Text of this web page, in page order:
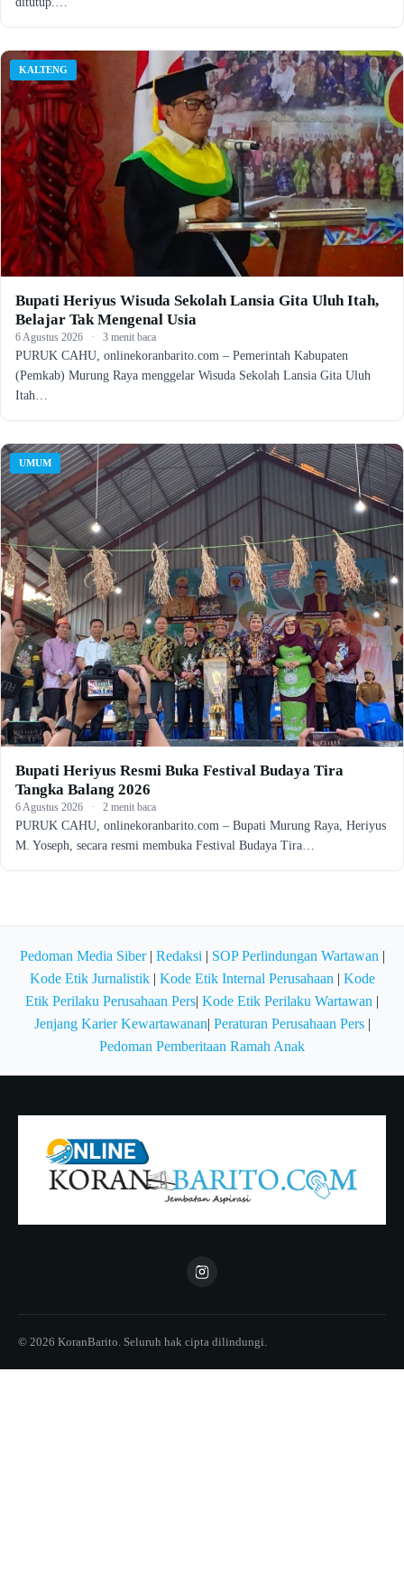
KALTENG
Bupati Heriyus Wisuda Sekolah Lansia Gita Uluh Itah,
Belajar Tak Mengenal Usia
6 Agustus 2026 · 3 menit baca
PURUK CAHU, onlinekoranbarito.com – Pemerintah Kabupaten
(Pemkab) Murung Raya menggelar Wisuda Sekolah Lansia Gita Uluh
Itah…
UMUM
Bupati Heriyus Resmi Buka Festival Budaya Tira
Tangka Balang 2026
6 Agustus 2026 · 2 menit baca
PURUK CAHU, onlinekoranbarito.com – Bupati Murung Raya, Heriyus
M. Yoseph, secara resmi membuka Festival Budaya Tira…
Pedoman Media Siber| Redaksi | SOP Perlindungan Wartawan |
Kode Etik Jurnalistik| Kode Etik Internal Perusahaan | Kode
Etik Perilaku Perusahaan Pers| Kode Etik Perilaku Wartawan |
Jenjang Karier Kewartawanan| Peraturan Perusahaan Pers|
Pedoman Pemberitaan Ramah Anak
© 2026 KoranBarito. Seluruh hak cipta dilindungi.